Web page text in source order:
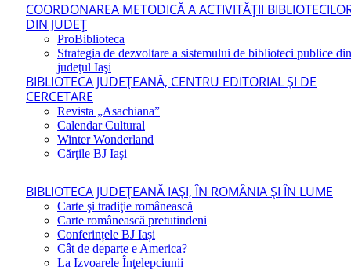
COORDONAREA METODICĂ A ACTIVITĂŢII
DIN JUDEŢ
ProBiblioteca
Strategia de dezvoltare a sistemului de biblioteci publice din
judeţul Iaşi
BIBLIOTECA JUDEŢEANĂ, CENTRU EDITORIAL ŞI DE
CERCETARE
Revista „Asachiana”
Calendar Cultural
Winter Wonderland
Cărţile BJ Iaşi
BIBLIOTECA JUDEŢEANĂ IAŞI, ÎN ROMÂNIA ŞI ÎN LUME
Carte şi tradiţie românească
Carte românească pretutindeni
Conferințele BJ Iași
Cât de departe e America?
La Izvoarele Înţelepciunii